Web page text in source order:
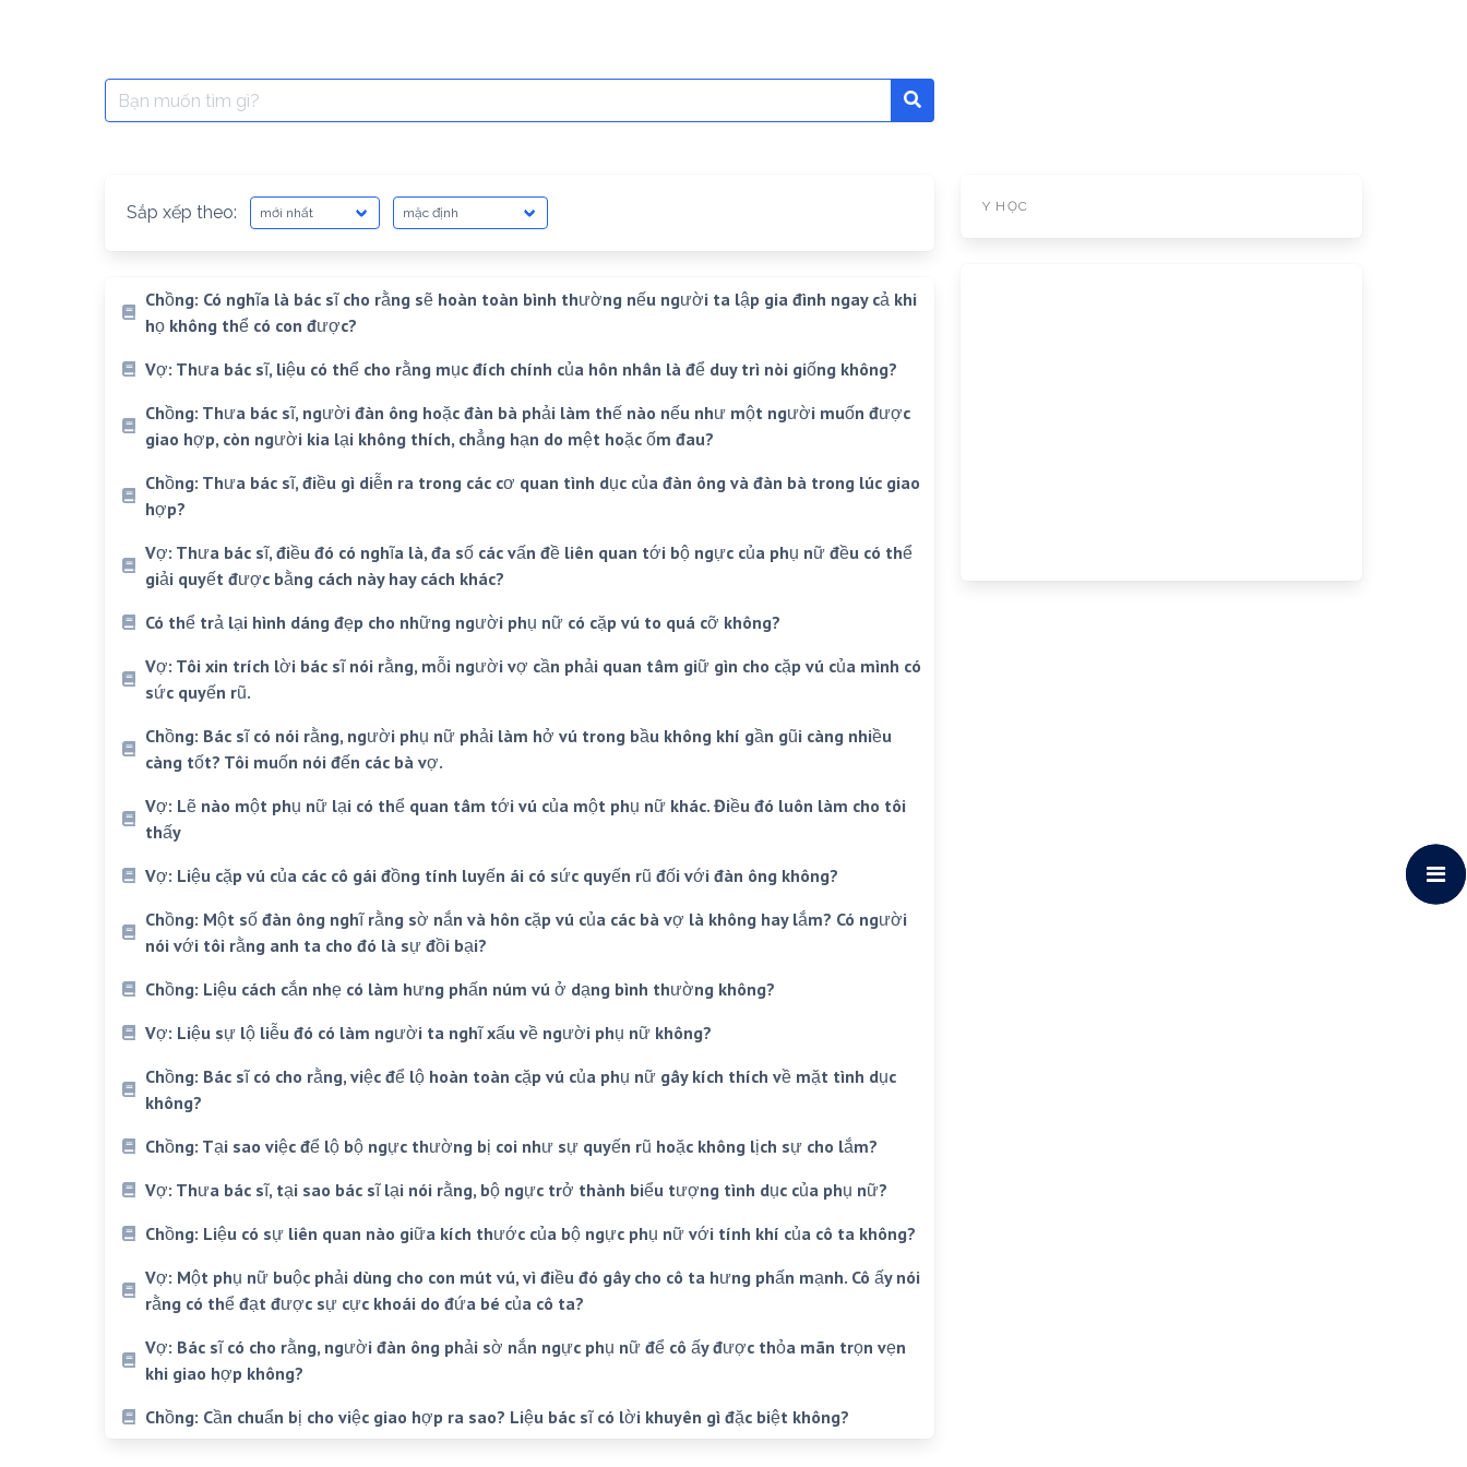
Search
for:
Sắp xếp theo:
Chồng: Có nghĩa là bác sĩ cho rằng sẽ hoàn toàn bình thường nếu người ta lập gia đình ngay cả khi
họ không thể có con được?
Vợ: Thưa bác sĩ, liệu có thể cho rằng mục đích chính của hôn nhân là để duy trì nòi giống không?
Chồng: Thưa bác sĩ, người đàn ông hoặc đàn bà phải làm thế nào nếu như một người muốn được
giao hợp, còn người kia lại không thích, chẳng hạn do mệt hoặc ốm đau?
Chồng: Thưa bác sĩ, điều gì diễn ra trong các cơ quan tình dục của đàn ông và đàn bà trong lúc giao
hợp?
Vợ: Thưa bác sĩ, điều đó có nghĩa là, đa số các vấn đề liên quan tới bộ ngực của phụ nữ đều có thể
giải quyết được bằng cách này hay cách khác?
Có thể trả lại hình dáng đẹp cho những người phụ nữ có cặp vú to quá cỡ không?
Vợ: Tôi xin trích lời bác sĩ nói rằng, mỗi người vợ cần phải quan tâm giữ gìn cho cặp vú của mình có
sức quyến rũ.
Chồng: Bác sĩ có nói rằng, người phụ nữ phải làm hở vú trong bầu không khí gần gũi càng nhiều
càng tốt? Tôi muốn nói đến các bà vợ.
Vợ: Lẽ nào một phụ nữ lại có thể quan tâm tới vú của một phụ nữ khác. Điều đó luôn làm cho tôi
thấy
Vợ: Liệu cặp vú của các cô gái đồng tính luyến ái có sức quyến rũ đối với đàn ông không?
Chồng: Một số đàn ông nghĩ rằng sờ nắn và hôn cặp vú của các bà vợ là không hay lắm? Có người
nói với tôi rằng anh ta cho đó là sự đồi bại?
Chồng: Liệu cách cắn nhẹ có làm hưng phấn núm vú ở dạng bình thường không?
Vợ: Liệu sự lộ liễu đó có làm người ta nghĩ xấu về người phụ nữ không?
Chồng: Bác sĩ có cho rằng, việc để lộ hoàn toàn cặp vú của phụ nữ gây kích thích về mặt tình dục
không?
Chồng: Tại sao việc để lộ bộ ngực thường bị coi như sự quyến rũ hoặc không lịch sự cho lắm?
Vợ: Thưa bác sĩ, tại sao bác sĩ lại nói rằng, bộ ngực trở thành biểu tượng tình dục của phụ nữ?
Chồng: Liệu có sự liên quan nào giữa kích thước của bộ ngực phụ nữ với tính khí của cô ta không?
Vợ: Một phụ nữ buộc phải dùng cho con mút vú, vì điều đó gây cho cô ta hưng phấn mạnh. Cô ấy nói
rằng có thể đạt được sự cực khoái do đứa bé của cô ta?
Vợ: Bác sĩ có cho rằng, người đàn ông phải sờ nắn ngực phụ nữ để cô ấy được thỏa mãn trọn vẹn
khi giao hợp không?
Chồng: Cần chuẩn bị cho việc giao hợp ra sao? Liệu bác sĩ có lời khuyên gì đặc biệt không?
Y HỌC